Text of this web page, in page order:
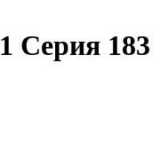
Серия 183